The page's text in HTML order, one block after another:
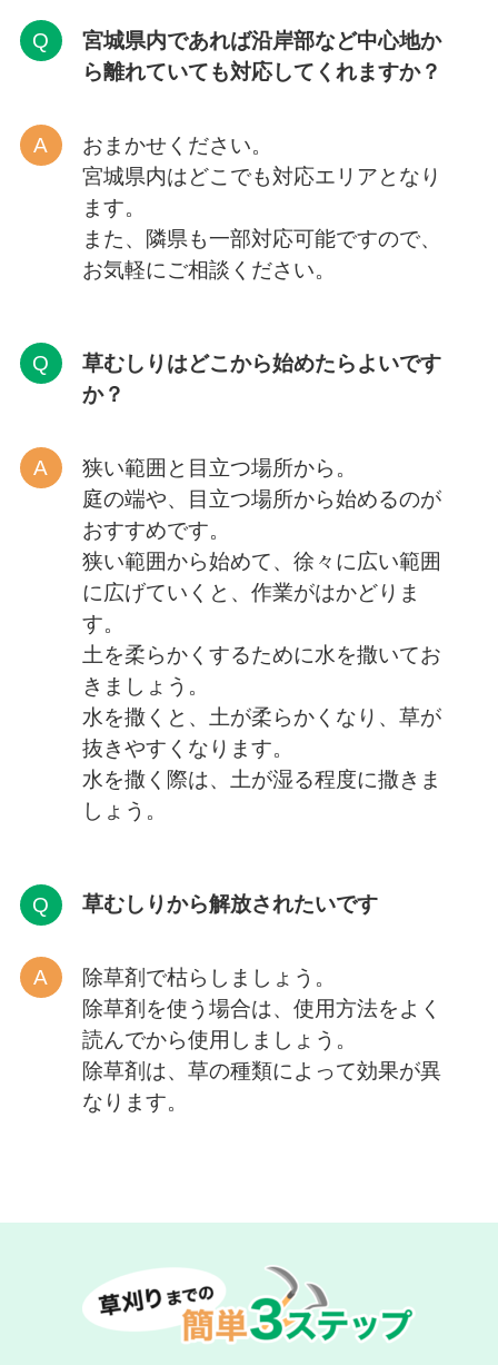
宮城県内であれば沿岸部など中心地か
ら離れていても対応してくれますか？
おまかせください。
宮城県内はどこでも対応エリアとなり
ます。
また、隣県も一部対応可能ですので、
お気軽にご相談ください。
草むしりはどこから始めたらよいです
か？
狭い範囲と目立つ場所から。
庭の端や、目立つ場所から始めるのが
おすすめです。
狭い範囲から始めて、徐々に広い範囲
に広げていくと、作業がはかどりま
す。
土を柔らかくするために水を撒いてお
きましょう。
水を撒くと、土が柔らかくなり、草が
抜きやすくなります。
水を撒く際は、土が湿る程度に撒きま
しょう。
草むしりから解放されたいです
除草剤で枯らしましょう。
除草剤を使う場合は、使用方法をよく
読んでから使用しましょう。
除草剤は、草の種類によって効果が異
なります。